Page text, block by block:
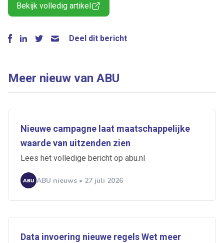
Bekijk volledig artikel
Deel dit bericht
Meer nieuw van ABU
Nieuwe campagne laat maatschappelijke
waarde van uitzenden zien
Lees het volledige bericht op abu.nl
ABU nieuws • 27 juli 2026
Data invoering nieuwe regels Wet meer